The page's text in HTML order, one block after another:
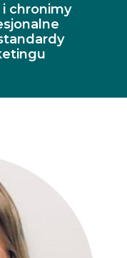
i chronimy